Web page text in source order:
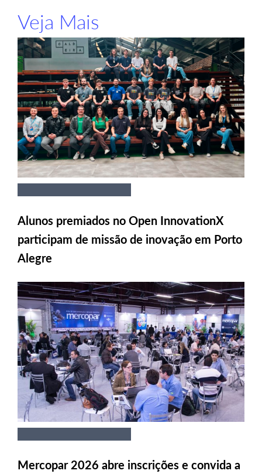
Veja Mais
Alunos premiados no Open InnovationX
participam de missão de inovação em Porto
Alegre
Mercopar 2026 abre inscrições e convida a